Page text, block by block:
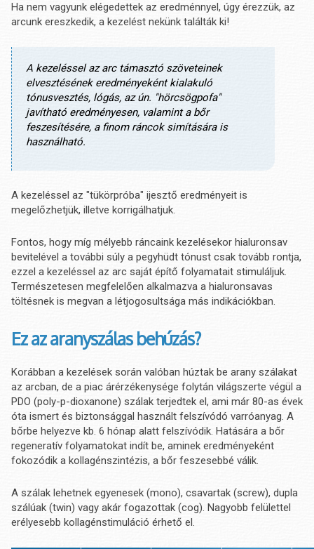
Ha nem vagyunk elégedettek az eredménnyel, úgy érezzük, az
arcunk ereszkedik, a kezelést nekünk találták ki!
A kezeléssel az arc támasztó szöveteinek
elvesztésének eredményeként kialakuló
tónusvesztés, lógás, az ún. "hörcsögpofa"
javítható eredményesen, valamint a bőr
feszesítésére, a finom ráncok simítására is
használható.
A kezeléssel az "tükörpróba" ijesztő eredményeit is
megelőzhetjük, illetve korrigálhatjuk.
Fontos, hogy míg mélyebb ráncaink kezelésekor hialuronsav
bevitelével a további súly a pegyhüdt tónust csak tovább rontja,
ezzel a kezeléssel az arc saját építő folyamatait stimuláljuk.
Természetesen megfelelően alkalmazva a hialuronsavas
töltésnek is megvan a létjogosultsága más indikációkban.
Ez az aranyszálas behúzás?
Korábban a kezelések során valóban húztak be arany szálakat
az arcban, de a piac árérzékenysége folytán világszerte végül a
PDO (poly-p-dioxanone) szálak terjedtek el, ami már 80-as évek
óta ismert és biztonsággal használt felszívódó varróanyag. A
bőrbe helyezve kb. 6 hónap alatt felszívódik. Hatására a bőr
regeneratív folyamatokat indít be, aminek eredményeként
fokozódik a kollagénszintézis, a bőr feszesebbé válik.
A szálak lehetnek egyenesek (mono), csavartak (screw), dupla
szálúak (twin) vagy akár fogazottak (cog). Nagyobb felülettel
erélyesebb kollagénstimuláció érhető el.